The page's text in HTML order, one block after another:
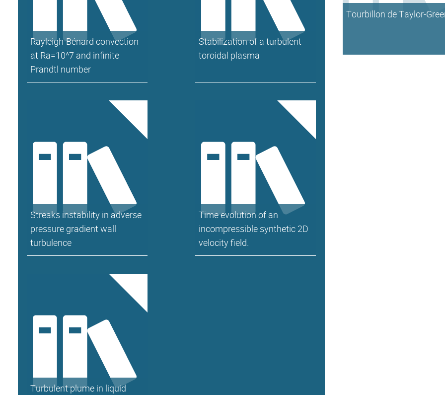
Rayleigh-Bénard convection
at Ra=10^7 and infinite
Prandtl number
Stabilization of a turbulent
toroidal plasma
Streaks instability in adverse
pressure gradient wall
turbulence
Time evolution of an
incompressible synthetic 2D
velocity field.
Turbulent plume in liquid
Tourbillon de Taylor-